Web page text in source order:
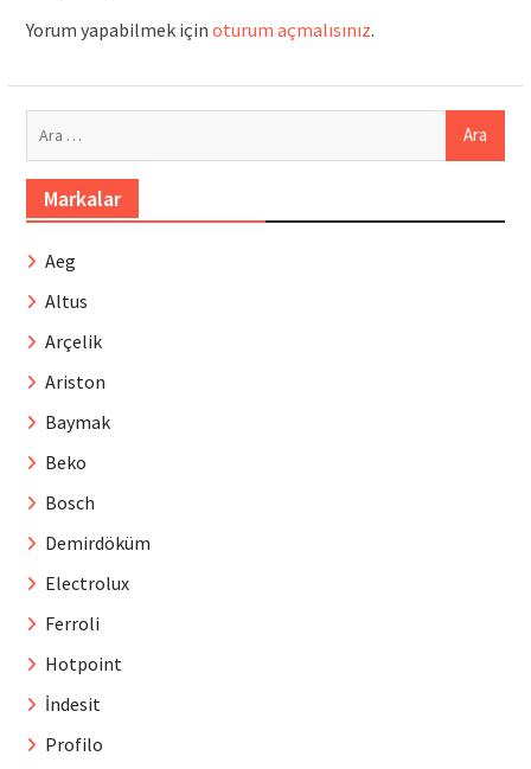
Yorum yapabilmek için oturum açmalısınız.
Markalar
Aeg
Altus
Arçelik
Ariston
Baymak
Beko
Bosch
Demirdöküm
Electrolux
Ferroli
Hotpoint
İndesit
Profilo